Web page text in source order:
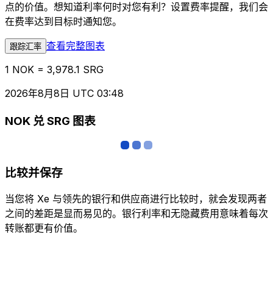
点的价值。想知道利率何时对您有利？设置费率提醒，我们会
在费率达到目标时通知您。
跟踪汇率 查看完整图表
1 NOK = 3,978.1 SRG
2026年8月8日 UTC 03:48
NOK 兑 SRG 图表
比较并保存
当您将 Xe 与领先的银行和供应商进行比较时，就会发现两者
之间的差距是显而易见的。银行利率和无隐藏费用意味着每次
转账都更有价值。